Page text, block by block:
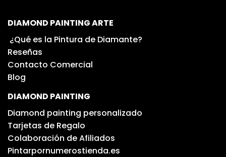
DIAMOND PAINTING ARTE
¿Qué es la Pintura de Diamante?
Reseñas
Contacto Comercial
Blog
DIAMOND PAINTING
Diamond painting personalizado
Tarjetas de Regalo
Colaboración de Afiliados
Pintarpornumerostienda.es